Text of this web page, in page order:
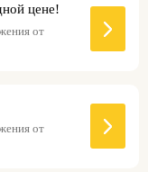
цене!
от
от